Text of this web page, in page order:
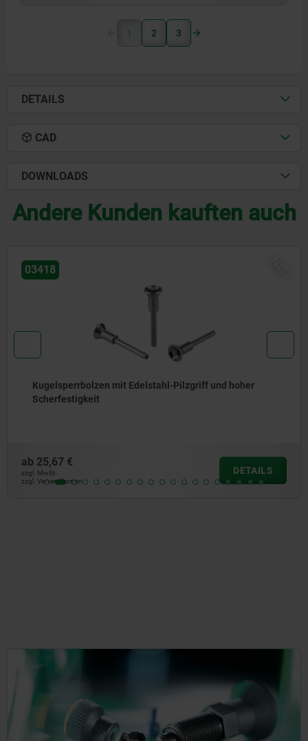
1 2 3
DETAILS
CAD
DOWNLOADS
Andere Kunden kauften auch
Kugelsperrbolzen mit hoher Scherfestigkeit
ab17,26 €
zzgl. Versandkosten
DETAILS